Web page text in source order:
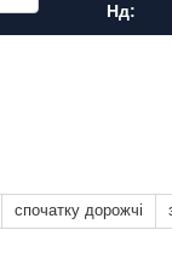
Нд:
спочатку дорожчі